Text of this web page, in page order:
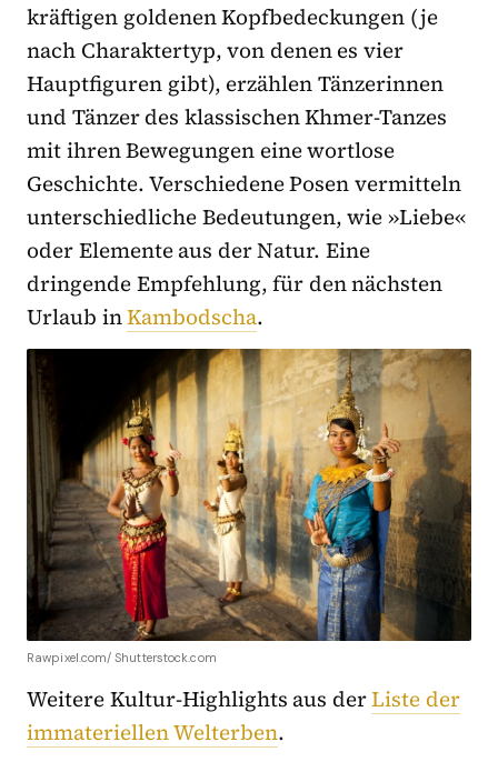
kräftigen goldenen Kopfbedeckungen (je
nach Charaktertyp, von denen es vier
Hauptfiguren gibt), erzählen Tänzerinnen
und Tänzer des klassischen Khmer-Tanzes
mit ihren Bewegungen eine wortlose
Geschichte. Verschiedene Posen vermitteln
unterschiedliche Bedeutungen, wie »Liebe«
oder Elemente aus der Natur. Eine
dringende Empfehlung, für den nächsten
Urlaub inKambodscha.
Rawpixel.com/ Shutterstock.com
Weitere Kultur-Highlights aus derListe der
immateriellen Welterben.